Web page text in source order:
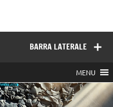
BARRA LATERALE
MENU